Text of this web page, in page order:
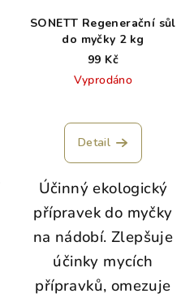
SONETT Regenerační sůl
do myčky 2 kg
99 Kč
Vyprodáno
Detail
Účinný ekologický
přípravek do myčky
na nádobí. Zlepšuje
účinky mycích
přípravků, omezuje